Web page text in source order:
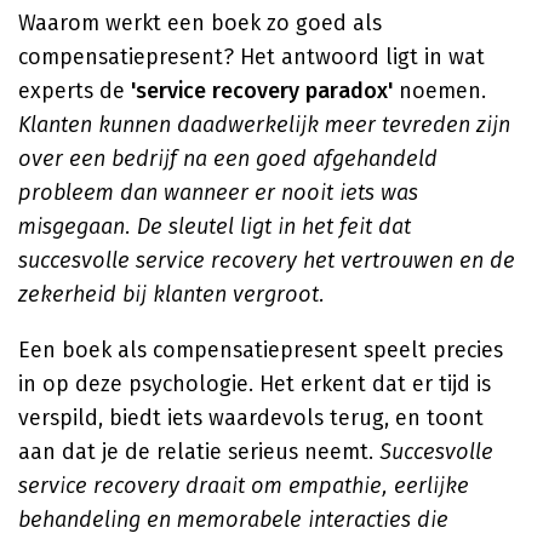
Waarom werkt een boek zo goed als
compensatiepresent? Het antwoord ligt in wat
experts de 'service recovery paradox' noemen.
Klanten kunnen daadwerkelijk meer tevreden zijn
over een bedrijf na een goed afgehandeld
probleem dan wanneer er nooit iets was
misgegaan. De sleutel ligt in het feit dat
succesvolle service recovery het vertrouwen en de
zekerheid bij klanten vergroot.
Een boek als compensatiepresent speelt precies
in op deze psychologie. Het erkent dat er tijd is
verspild, biedt iets waardevols terug, en toont
aan dat je de relatie serieus neemt. Succesvolle
service recovery draait om empathie, eerlijke
behandeling en memorabele interacties die